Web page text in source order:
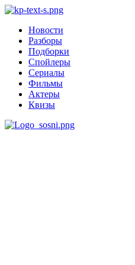
Новости
Разборы
Подборки
Спойлеры
Сериалы
Фильмы
Актеры
Квизы